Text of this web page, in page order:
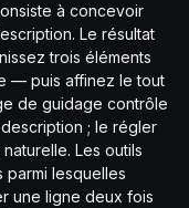
à concevoir
Le résultat
trois éléments
— puis affinez le tout
de guidage contrôle
; le régler
Les outils
parmi lesquelles
une ligne deux fois